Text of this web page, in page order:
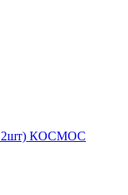
КОСМОС